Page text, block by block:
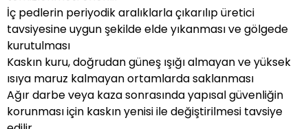
İç pedlerin periyodik aralıklarla çıkarılıp üretici
tavsiyesine uygun şekilde elde yıkanması ve gölgede
kurutulması
Kaskın kuru, doğrudan güneş ışığı almayan ve yüksek
ısıya maruz kalmayan ortamlarda saklanması
Ağır darbe veya kaza sonrasında yapısal güvenliğin
korunması için kaskın yenisi ile değiştirilmesi tavsiye